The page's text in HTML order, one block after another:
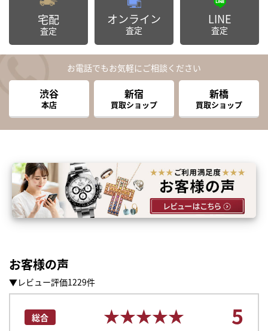
宅配
査定
オンライン
査定
LINE
査定
お電話でもお気軽にご相談ください
渋谷
本店
新宿
買取ショップ
新橋
買取ショップ
お客様の声
▼レビュー評価1229件
総合 ★★★★★
★★★★★ 5